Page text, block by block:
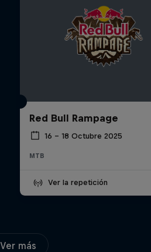
Red Bull Rampage
16 – 18 Octubre 2025
MTB
Ver la repetición
Ver más